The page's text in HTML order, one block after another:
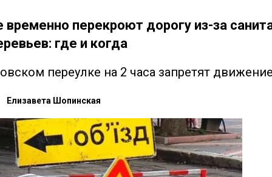
временно перекроют дорогу из-за
где и когда
переулке на 2 часа запретят
Елизавета Шопинская